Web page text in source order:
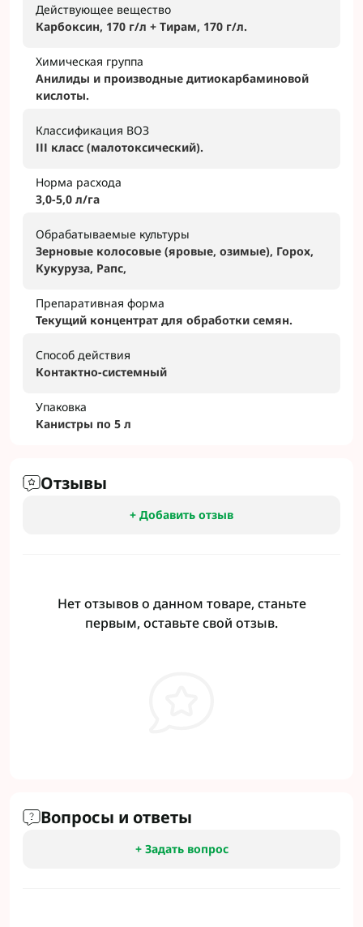
Действующее вещество
Карбоксин, 170 г/л + Тирам, 170 г/л.
Химическая группа
Анилиды и производные дитиокарбаминовой
кислоты.
Классификация ВОЗ
ІІІ класс (малотоксический).
Норма расхода
3,0-5,0 л/га
Обрабатываемые культуры
Зерновые колосовые (яровые, озимые), Горох,
Кукуруза, Рапс,
Препаративная форма
Текущий концентрат для обработки семян.
Способ действия
Контактно-системный
Упаковка
Канистры по 5 л
Отзывы
+ Добавить отзыв
Нет отзывов о данном товаре, станьте
первым, оставьте свой отзыв.
Вопросы и ответы
+ Задать вопрос